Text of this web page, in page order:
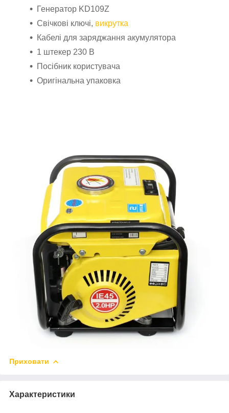
Генератор KD109Z
Свічкові ключі, викрутка
Кабелі для заряджання акумулятора
1 штекер 230 В
Посібник користувача
Оригінальна упаковка
Приховати
Характеристики